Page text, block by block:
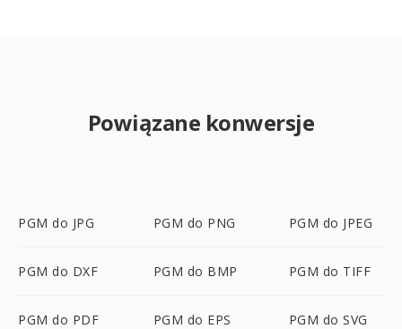
Powiązane konwersje
PGM do JPG PGM do PNG PGM do JPEG
PGM do DXF PGM do BMP PGM do TIFF
PGM do PDF PGM do EPS PGM do SVG